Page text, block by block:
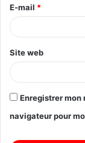
E-mail *
Site web
Enregistrer mon
navigateur pour